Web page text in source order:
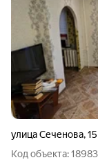
улица Сеченова,15
Код объекта: